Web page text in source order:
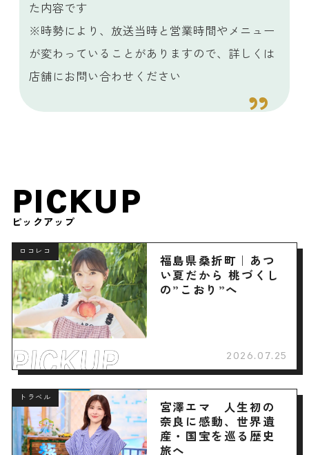
た内容です
※時勢により、放送当時と営業時間やメニュー
が変わっていることがありますので、詳しくは
店舗にお問い合わせください
PICKUP
ピックアップ
ロコレコ
福島県桑折町｜あつ
い夏だから 桃づくし
の”こおり”へ
2026.07.25
トラベル
宮澤エマ 人生初の
奈良に感動、世界遺
産・国宝を巡る歴史
旅へ